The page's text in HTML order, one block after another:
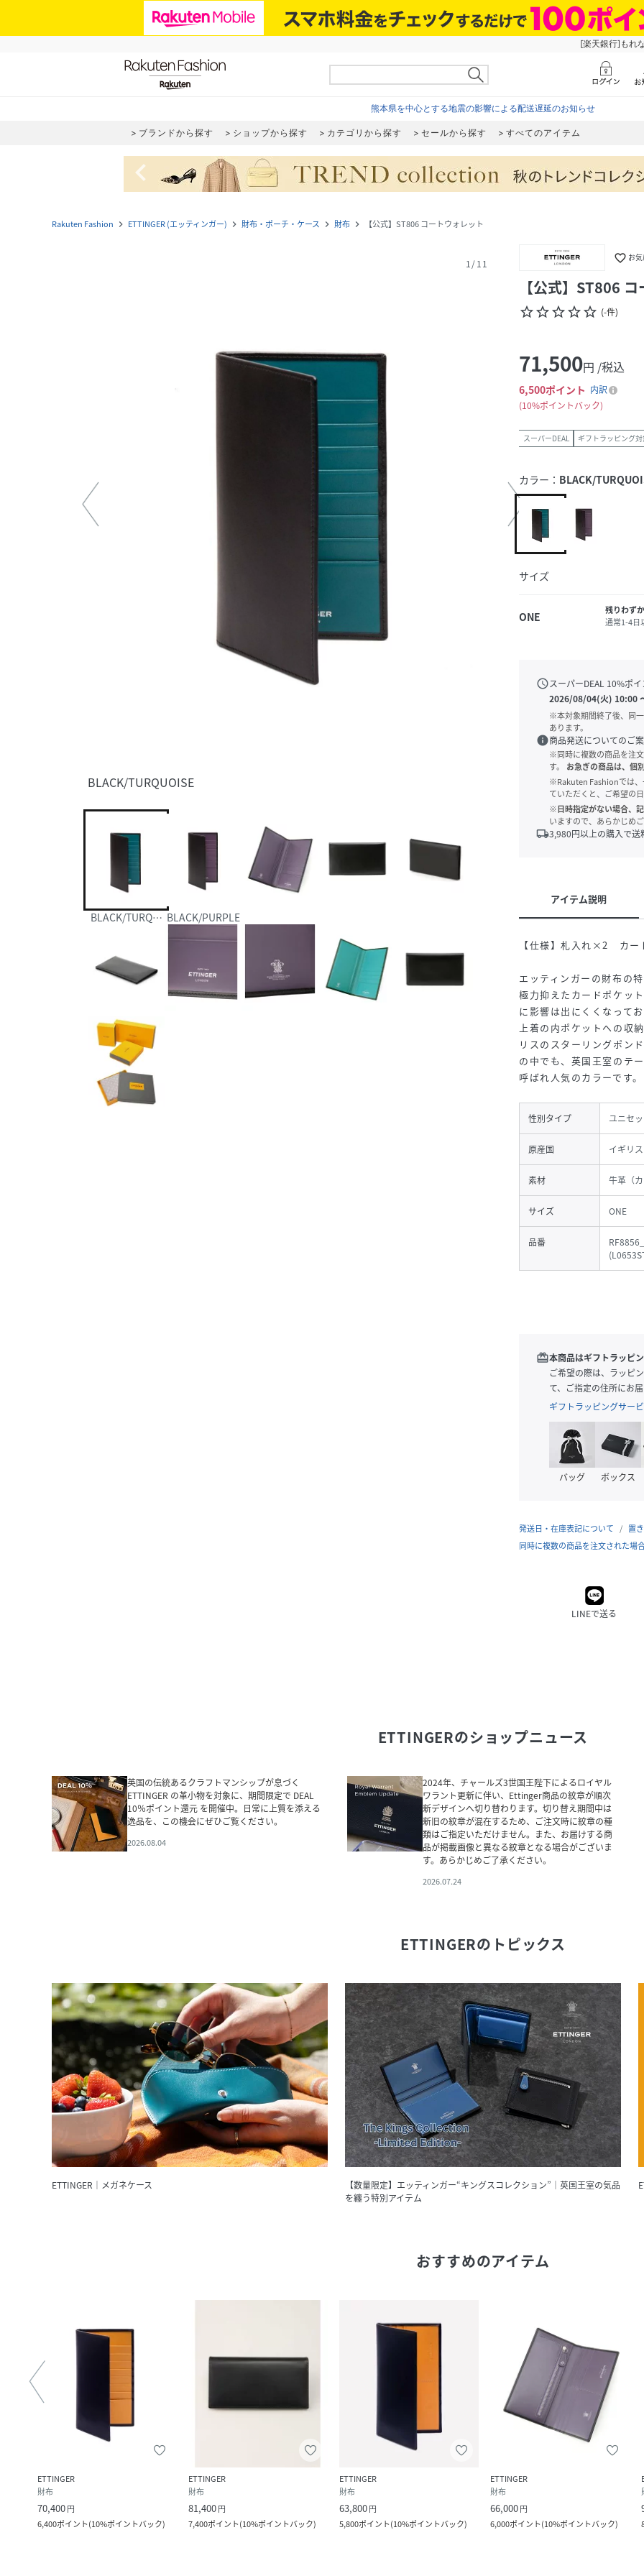
[楽天銀行]もれ
熊本県を中心とする地震の影響による配送遅延のお知らせ
ブランドから探す ショップから探す カテゴリから探す セールから探す すべてのアイテム
navigate_before
Rakuten Fashion navigate_next ETTINGER (エッティンガー) navigate_next 財布・ポーチ・ケース navigate_next 財布 navigate_next 【公式】ST806 コートウォレット
1/11
BLACK/TURQUOISE
BLACK/TURQUOISEBLACK/PURPLE
favorite_border お
【公式】ST806
star_borderstar_borderstar_borderstar_borderstar_border (-件)
71,500円 /税込
6,500ポイント 内訳
10%ポイントバック
スーパーDEAL ギフトラッピング対
カラー： BLACK/
サイズ
ONE
残りわずか
通常1-4日
scheduleスーパーDEAL 10%ポイ
2026/08/04(火) 10:00
※本対象期間終了後、同
あります。
info商品発送についてのご案
※同時に複数の商品を注
す。
お急ぎの商品は、個
※Rakuten Fashionでは、
ていただくと、ご希望の
※日時指定がない場合、
いますので、あらかじめ
local_shipping3,980円以上の購入で送
アイテム説明
【仕様】札入れ×2 カ
エッティンガーの財布の
極力抑えたカードポケッ
に影響は出にくくなって
上着の内ポケットへの収
リスのスターリングポン
の中でも、英国王室のテ
呼ばれ人気のカラーです。
性別タイプ ユニセ
原産国 イギリス
素材 牛革（カ
サイズ ONE
品番
(
redeem本商品はギフトラッピ
ご希望の際は、ラッピ
て、ご指定の住所にお届
ギフトラッピングサー
バッグ ボックス
発送日・在庫表記について 置
同時に複数の商品を注文された場
LINEで送る
ETTINGERのショップニュース
英国の伝統あるクラフトマンシップが息づく
ETTINGER の革小物を対象に、期間限定で DEAL
10％ポイント還元 を開催中。日常に上質を添える
逸品を、この機会にぜひご覧ください。
2026.08.04
2024年、チャールズ3世国王陛下によるロイヤル
ワラント更新に伴い、Ettinger商品の紋章が順次
新デザインへ切り替わります。切り替え期間中は
新旧の紋章が混在するため、ご注文時に紋章の種
類はご指定いただけません。また、お届けする商
品が掲載画像と異なる紋章となる場合がございま
す。あらかじめご了承ください。
2026.07.24
ETTINGERのトピックス
ETTINGER｜メガネケース
【数量限定】エッティンガー“キングスコレクション”｜英国王室の気品
を纏う特別アイテム
おすすめのアイテム
ETTINGER
財布
70,400円
6,400ポイント(10%ポイントバック)
ETTINGER
財布
81,400円
7,400ポイント(10%ポイントバック)
ETTINGER
財布
63,800円
5,800ポイント(10%ポイントバック)
ETTINGER
財布
66,000円
6,000ポイント(10%ポイントバック)